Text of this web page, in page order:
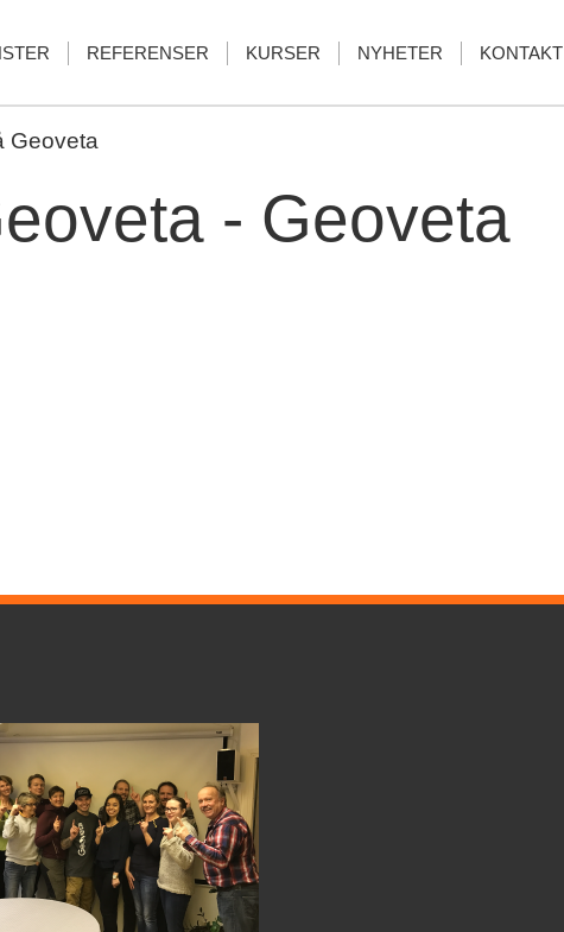
REFERENSER KURSER NYHETER KONTAKT
Geoveta
- Geoveta